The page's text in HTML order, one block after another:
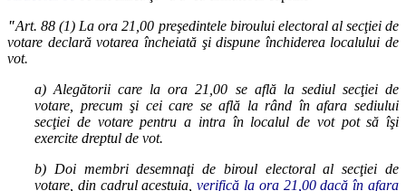
"Art. 88 (1) La ora 21,00 preşedintele biroului electoral al secţiei de
votare declară votarea încheiată şi dispune închiderea localului de
vot.
a) Alegătorii care la ora 21,00 se află la sediul secţiei de
votare, precum şi cei care se află la rând în afara sediului
secţiei de votare pentru a intra în localul de vot pot să îşi
exercite dreptul de vot.
b) Doi membri desemnaţi de biroul electoral al secţiei de
votare, din cadrul acestuia,verifică la ora 21,00 dacă în afara